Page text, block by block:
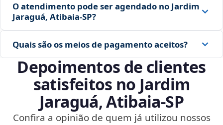
O atendimento pode ser agendado no Jardim
Jaraguá, Atibaia‑SP?
Quais são os meios de pagamento aceitos?
Depoimentos de clientes
satisfeitos no Jardim
Jaraguá, Atibaia‑SP
Confira a opinião de quem já utilizou nossos